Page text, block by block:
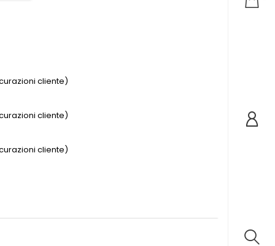
cliente)
cliente)
cliente)